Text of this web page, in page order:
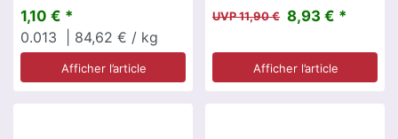
1,10 € *
0.013
| 84,62 € / kg
Afficher l’article
UVP 11,90 € 8,93 € *
Afficher l’article